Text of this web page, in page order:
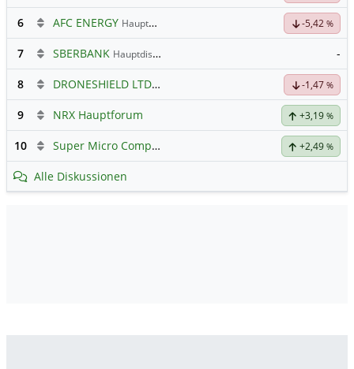
6 AFC ENERGY Hauptdiskussion -5,42 %
7 SBERBANK Hauptdiskussion -
8 DRONESHIELD LTDHauptdiskussion -1,47 %
9 NRX Hauptforum +3,19 %
10 Super Micro Computer +2,49 %
Alle Diskussionen